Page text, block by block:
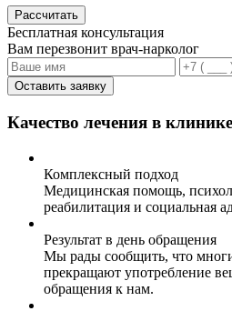
Рассчитать
Бесплатная консультация
Вам перезвонит врач-нарколог
Оставить заявку
Качество лечения в клинике
Комплексный подход
Медицинская помощь,
реабилитация и социальная
Результат в день обращения
Мы рады сообщить, что
прекращают употребление
обращения к нам.